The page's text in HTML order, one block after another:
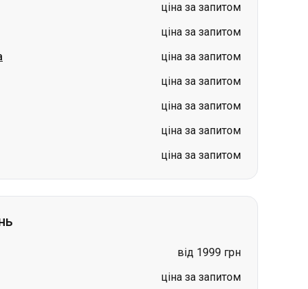
ціна за запитом
ціна за запитом
ціна за запитом
ціна за запитом
ціна за запитом
ціна за запитом
ціна за запитом
від 1999 грн
ціна за запитом